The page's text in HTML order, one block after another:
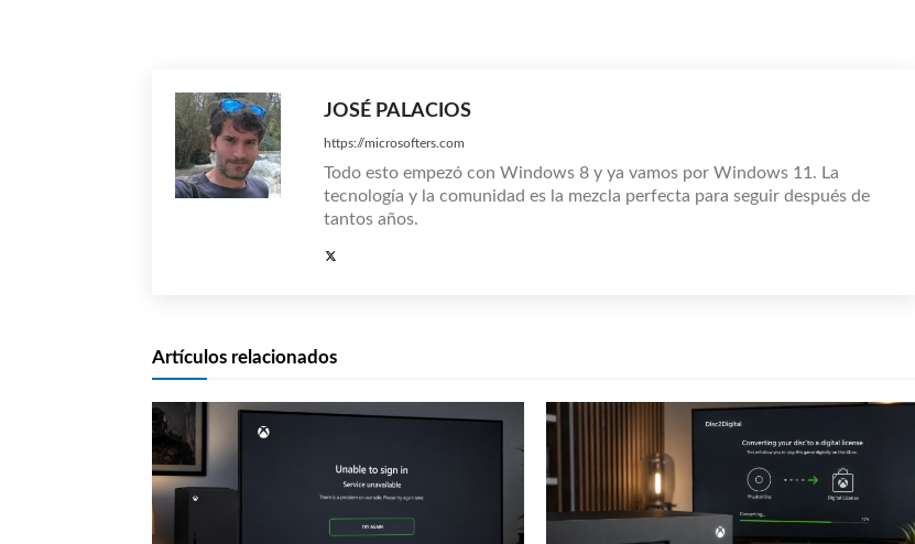
JOSÉ PALACIOS
https://microsofters.com
Todo esto empezó con Windows 8 y ya vamos por Windows 11. La
tecnología y la comunidad es la mezcla perfecta para seguir después de
tantos años.
Artículos relacionados